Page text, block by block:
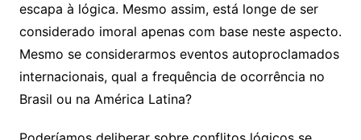
escapa à lógica. Mesmo assim, está longe de ser
considerado imoral apenas com base neste aspecto.
Mesmo se considerarmos eventos autoproclamados
internacionais, qual a frequência de ocorrência no
Brasil ou na América Latina?